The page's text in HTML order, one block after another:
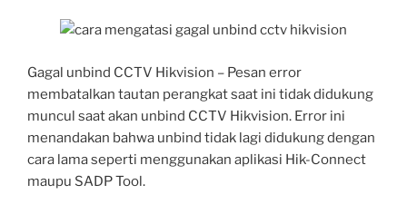
Gagal unbind CCTV Hikvision – Pesan error
membatalkan tautan perangkat saat ini tidak didukung
muncul saat akan unbind CCTV Hikvision. Error ini
menandakan bahwa unbind tidak lagi didukung dengan
cara lama seperti menggunakan aplikasi Hik-Connect
maupu SADP Tool.